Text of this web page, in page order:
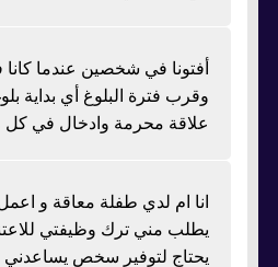
أفتونا في شخصين عندما كانا
وقرب فترة البلوغ أي بداية
علاقة محرمة وادخال في كل
انا ام لدي طفلة معاقة و
يطلب مني ترك وظيفتي
يحتاج لتوفير سخص يساعدني